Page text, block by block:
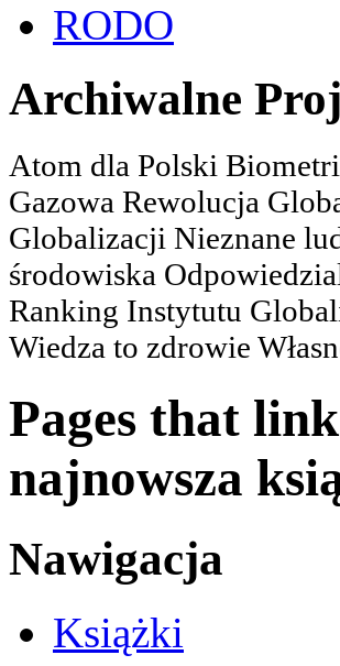
RODO
Archiwalne
Atom dla Polski
Gazowa Rewolucja
Globalizacji Nieznane
środowiska
Ranking Instytutu
Wiedza to zdrowie
Pages that
najnowsza
Nawigacja
Książki